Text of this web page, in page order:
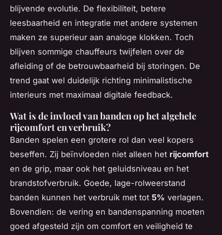
blijvende evolutie. De flexibiliteit, betere
leesbaarheid en integratie met andere systemen
maken ze superieur aan analoge klokken. Toch
blijven sommige chauffeurs twijfelen over de
afleiding of de betrouwbaarheid bij storingen. De
trend gaat wel duidelijk richting minimalistische
interieurs met maximaal digitale feedback.
Wat is de invloed van banden op het algehele
rijcomfort en verbruik?
Banden spelen een grotere rol dan veel kopers
beseffen. Zij beïnvloeden niet alleen het rijcomfort
en de grip, maar ook het geluidsniveau en het
brandstofverbruik. Goede, lage-rolweerstand
banden kunnen het verbruik met tot 5% verlagen.
Bovendien: de vering en bandenspanning moeten
goed afgesteld zijn om comfort en veiligheid te